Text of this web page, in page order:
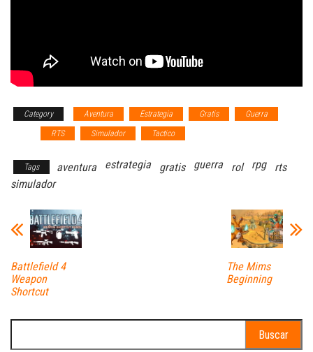
Category Aventura Estrategia Gratis
Guerra
RTS Simulador Tactico
Tags aventura estrategia gratis guerra rol rpg
rts
simulador
Battlefield 4
Weapon
Shortcut
The Mims
Beginning